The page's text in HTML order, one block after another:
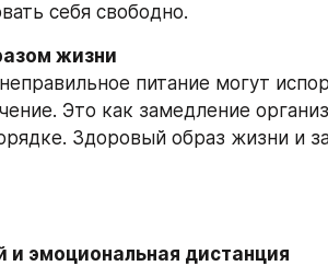
себя свободно.
жизни
питание могут
Это как замедление
Здоровый образ жизни и
и эмоциональная дистанция